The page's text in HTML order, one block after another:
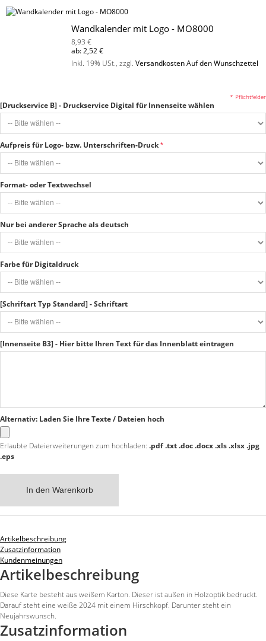
Wandkalender mit Logo - MO8000
8,93 €
ab:2,52 €
Inkl. 19% USt., zzgl. VersandkostenAuf den Wunschzettel
[Druckservice B] - Druckservice Digital für Innenseite wählen
Aufpreis für Logo- bzw. Unterschriften-Druck
Format- oder Textwechsel
Nur bei anderer Sprache als deutsch
Farbe für Digitaldruck
[Schriftart Typ Standard] - Schriftart
[Innenseite B3] - Hier bitte Ihren Text für das Innenblatt eintragen
Alternativ: Laden Sie Ihre Texte / Dateien hoch
Erlaubte Dateierweiterungen zum hochladen: .pdf .txt .doc .docx .xls .xlsx .jpg
.eps
* Pflichtfelder
In den Warenkorb
Artikelbeschreibung
Zusatzinformation
Kundenmeinungen
Artikelbeschreibung
Diese Karte besteht aus weißem Karton. Dieser ist außen in Holzoptik bedruckt.
Darauf steht eine weiße 2024 mit einem Hirschkopf. Darunter steht ein
Neujahrswunsch.
Zusatzinformation